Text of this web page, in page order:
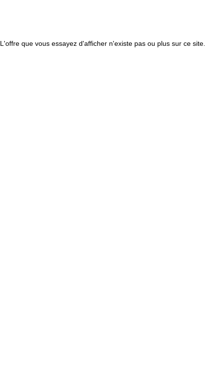
L'offre que vous essayez d'afficher n'existe pas ou plus sur ce site.